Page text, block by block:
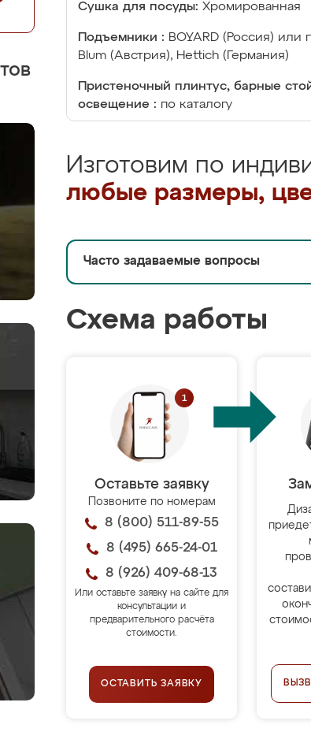
Сушка для посуды: Хромированная
Подъемники : BOYARD (Россия) или
Blum (Австрия), Hettich (Германия)
Пристеночный плинтус, барные
освещение : по каталогу
Изготовим по
любые размеры,
Часто задаваемые вопросы
Схема работы
Оставьте заявку
Позвоните по номерам
8 (800) 511-89-55
8 (495) 665-24-01
8 (926) 409-68-13
Или оставьте заявку на сайте для
консультации и
предварительного расчёта
стоимости.
ОСТАВИТЬ ЗАЯВКУ